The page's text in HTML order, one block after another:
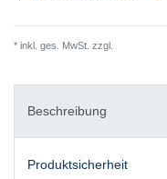
* inkl. ges. MwSt. zzgl.
Beschreibung
Produktsicherheit